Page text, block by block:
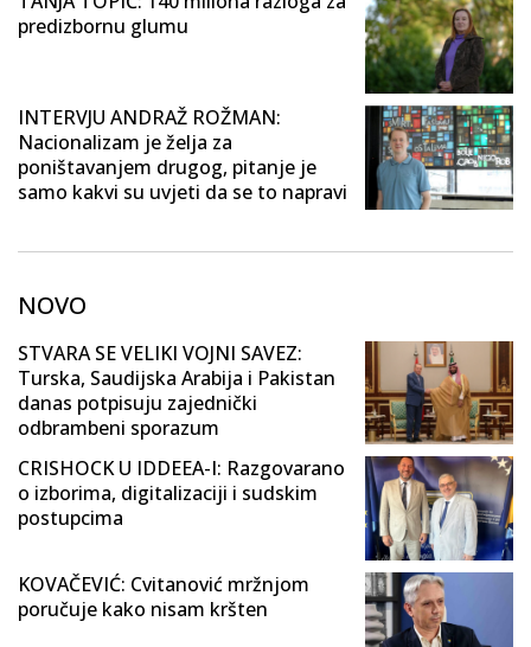
predizbornu glumu
INTERVJU ANDRAŽ ROŽMAN:
Nacionalizam je želja za
poništavanjem drugog, pitanje je
samo kakvi su uvjeti da se to napravi
NOVO
STVARA SE VELIKI VOJNI SAVEZ:
Turska, Saudijska Arabija i Pakistan
danas potpisuju zajednički
odbrambeni sporazum
CRISHOCK U IDDEEA-I: Razgovarano
o izborima, digitalizaciji i sudskim
postupcima
KOVAČEVIĆ: Cvitanović mržnjom
poručuje kako nisam kršten